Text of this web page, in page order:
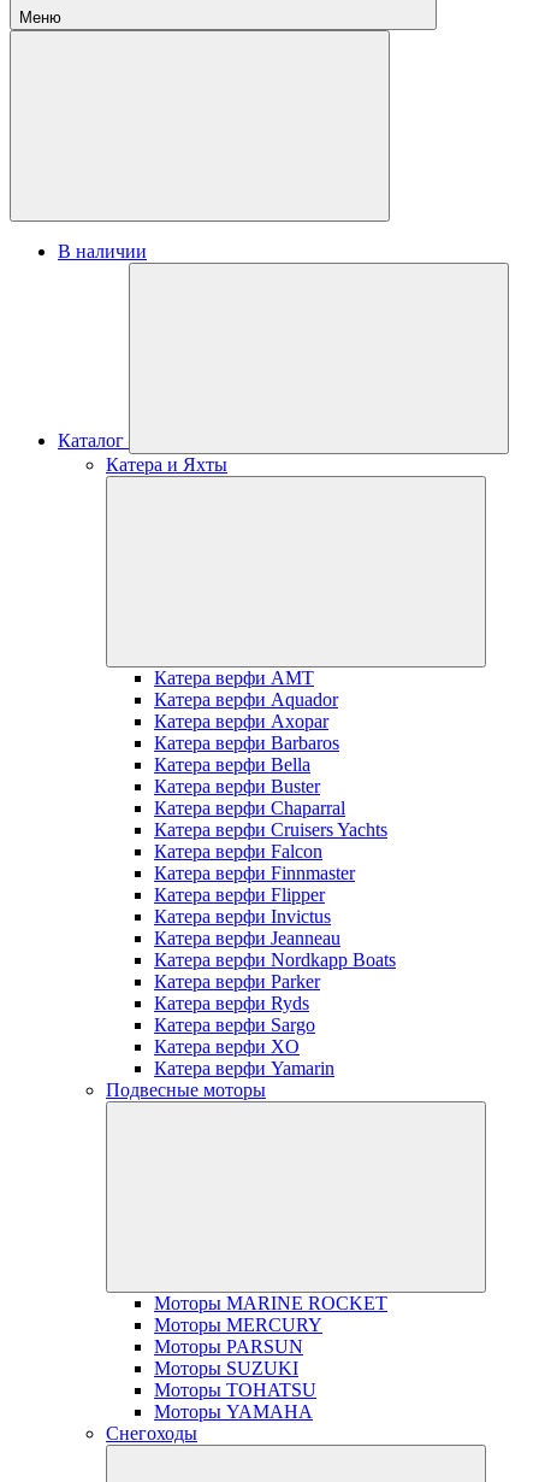
Меню
В наличии
Каталог
Катера и Яхты
Катера верфи AMT
Катера верфи Aquador
Катера верфи Axopar
Катера верфи Barbaros
Катера верфи Bella
Катера верфи Buster
Катера верфи Chaparral
Катера верфи Cruisers Yachts
Катера верфи Falcon
Катера верфи Finnmaster
Катера верфи Flipper
Катера верфи Invictus
Катера верфи Jeanneau
Катера верфи Nordkapp Boats
Катера верфи Parker
Катера верфи Ryds
Катера верфи Sargo
Катера верфи XO
Катера верфи Yamarin
Подвесные моторы
Моторы MARINE ROCKET
Моторы MERCURY
Моторы PARSUN
Моторы SUZUKI
Моторы TOHATSU
Моторы YAMAHA
Снегоходы